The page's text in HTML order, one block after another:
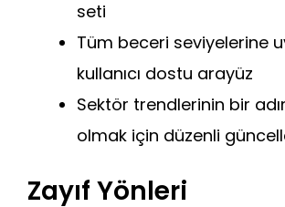
seti
Tüm beceri seviyelerine
kullanıcı dostu arayüz
Sektör trendlerinin bir
olmak için düzenli
Zayıf Yönleri